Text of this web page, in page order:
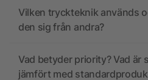
Vilken tryckteknik används
den sig från andra?
Vad betyder priority? Vad är
jämfört med